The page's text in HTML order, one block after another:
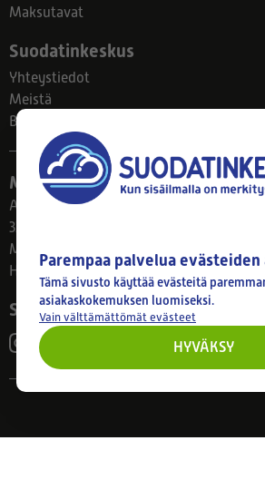
Maksutavat
Suodatinkeskus
Yhteystiedot
Meistä
Blogi
Myymälä
Ahlmanintie 61
33800 Tampere
Ma–Pe 8–17
Huom! Myymälän poikkeusaukiolot:
Seuraa meitä
Parempaa palvelua
Tämä sivusto käyttää evästeitä
asiakaskokemuksen luomiseksi.
Vain välttämättömät evästeet
HYVÄKSY